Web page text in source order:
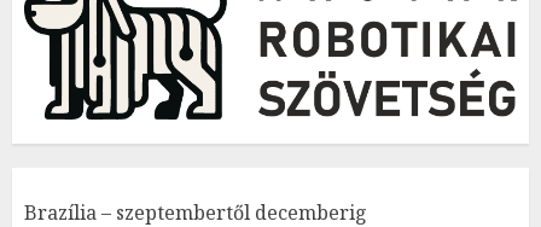
Brazília – szeptembertől decemberig